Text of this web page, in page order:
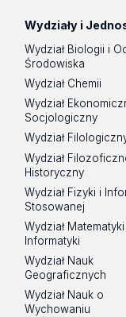
Wydziały i
Wydział Biologii i
Środowiska
Wydział Chemii
Wydział
Socjologiczny
Wydział
Wydział
Historyczny
Wydział Fizyki i
Stosowanej
Wydział Matematyki
Informatyki
Wydział Nauk
Geograficznych
Wydział Nauk o
Wychowaniu